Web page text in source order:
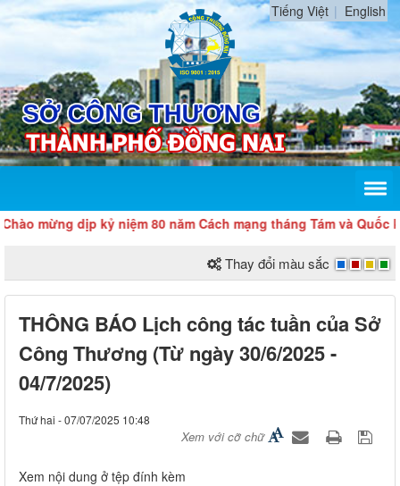
Tiếng Việt English
mừng dịp kỷ niệm 80 năm Cách mạng tháng Tám và Quốc
Thay đổi màu sắc
THÔNG BÁO Lịch công tác tuần của Sở
Công Thương (Từ ngày 30/6/2025 -
04/7/2025)
Thứ hai - 07/07/2025 10:48
Xem với cỡ chữ
Xem nội dung ở tệp đính kèm